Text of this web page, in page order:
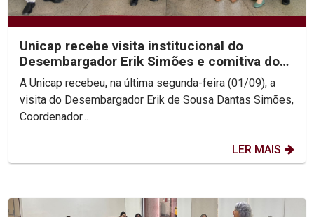
Unicap recebe visita institucional do
Desembargador Erik Simões e comitiva do
TJPE
A Unicap recebeu, na última segunda-feira (01/09), a
visita do Desembargador Erik de Sousa Dantas Simões,
Coordenador...
LER MAIS